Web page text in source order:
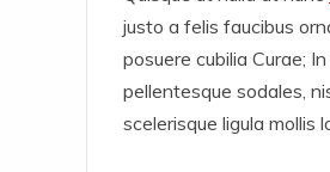
justo a felis faucibus
posuere cubilia Curae;
pellentesque sodales,
scelerisque ligula mollis